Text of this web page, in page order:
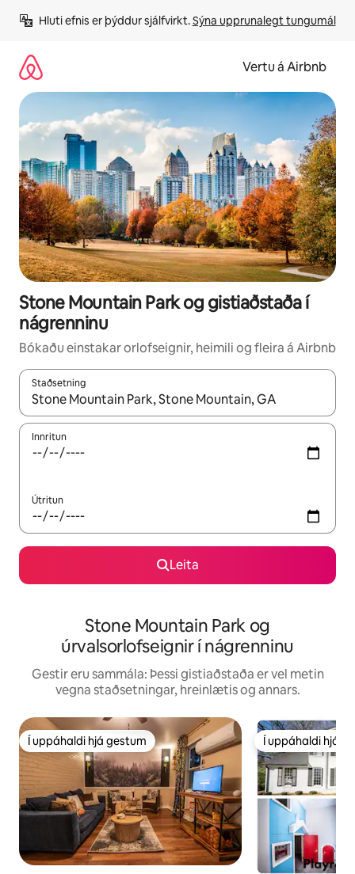
beint
Hluti efnis er þýddur sjálfvirkt. Sýna upprunalegt tungumál
Vertu á Airbnb
Stone Mountain Park og gistiaðstaða í
nágrenninu
Bókaðu einstakar orlofseignir, heimili og fleira á Airbnb
Staðsetning
Þegar niðurstöður liggja fyrir skaltu nota upp og niður
Innritun
Útritun
Leita
Stone Mountain Park og
úrvalsorlofseignir í nágrenninu
Gestir eru sammála: Þessi gistiaðstaða er vel metin
vegna staðsetningar, hreinlætis og annars.
Í uppáhaldi hjá gestum
Í uppáhaldi hjá gestum Í uppáhaldi hjá
Í uppáhaldi hjá